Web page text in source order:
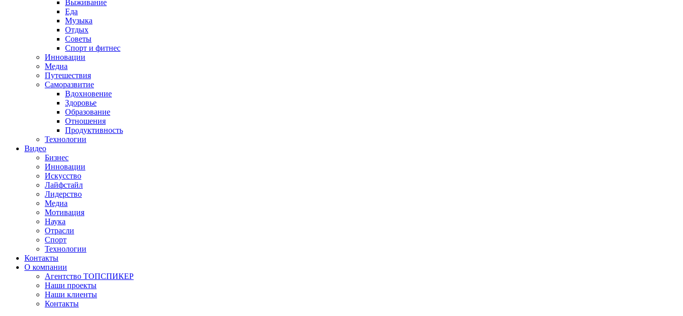
Выживание
Еда
Музыка
Отдых
Советы
Спорт и фитнес
Инновации
Медиа
Путешествия
Саморазвитие
Вдохновение
Здоровье
Образование
Отношения
Продуктивность
Технологии
Видеo
Бизнес
Инновации
Искусство
Лайфстайл
Лидерство
Медиа
Мотивация
Наука
Отрасли
Спорт
Технологии
Контакты
О компании
Агентство ТОПСПИКЕР
Наши проекты
Наши клиенты
Контакты